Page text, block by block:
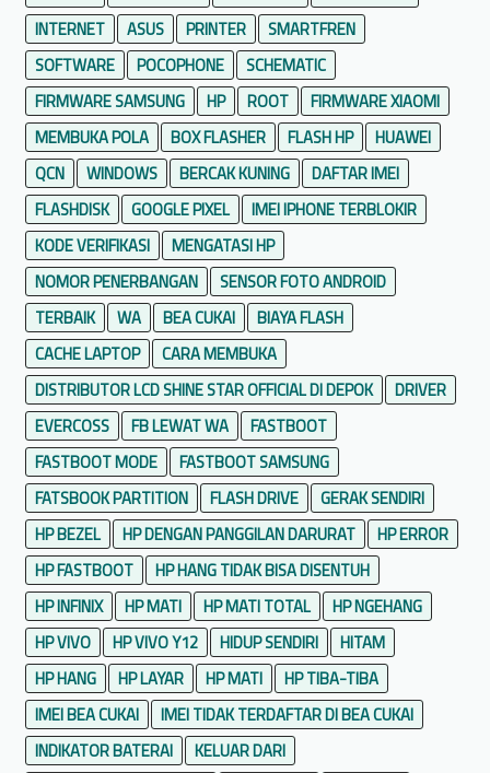
t
p
h
n
e
INTERNET
ASUS PRINTER
SMARTFREN
SOFTWARE
POCOPHONE
SCHEMATIC
FIRMWARE SAMSUNG
HP ROOT
FIRMWARE XIAOMI
MEMBUKA POLA
BOX FLASHER FLASH HP
HUAWEI
QCN
WINDOWS BERCAK KUNING
DAFTAR IMEI
FLASHDISK
GOOGLE PIXEL
IMEI IPHONE TERBLOKIR
KODE VERIFIKASI
MENGATASI HP
NOMOR PENERBANGAN
SENSOR FOTO ANDROID
TERBAIK
WA BEA CUKAI
BIAYA FLASH
CACHE LAPTOP
CARA MEMBUKA
DISTRIBUTOR LCD SHINE STAR OFFICIAL DI DEPOK
DRIVER
EVERCOSS
FB LEWAT WA
FASTBOOT
FASTBOOT MODE
FASTBOOT SAMSUNG
FATSBOOK PARTITION
FLASH DRIVE
GERAK SENDIRI
HP BEZEL
HP DENGAN PANGGILAN DARURAT
HP ERROR
HP FASTBOOT
HP HANG TIDAK BISA DISENTUH
HP INFINIX
HP MATI HP MATI TOTAL
HP NGEHANG
HP VIVO
HP VIVO Y12 HIDUP SENDIRI
HITAM
HP HANG
HP LAYAR HP MATI
HP TIBA-TIBA
IMEI BEA CUKAI
IMEI TIDAK TERDAFTAR DI BEA CUKAI
INDIKATOR BATERAI
KELUAR DARI